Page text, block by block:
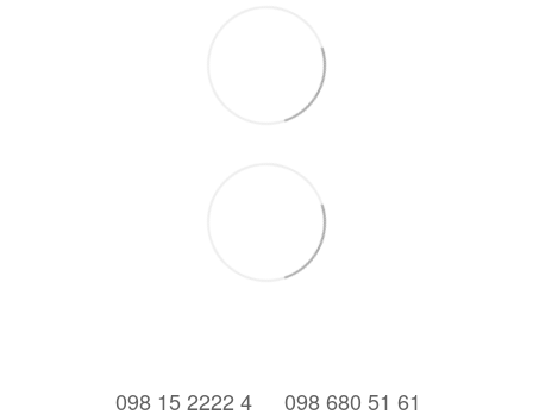
⠀098 15 2222 4 ⠀098 680 51 61